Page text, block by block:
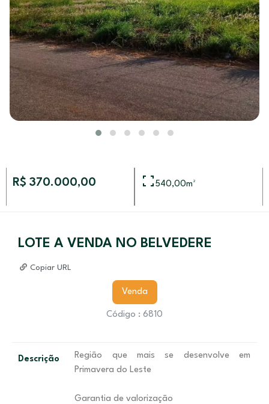
R$ 370.000,00 540,00m²
LOTE A VENDA NO BELVEDERE
Copiar URL
Venda
Código : 6810
Descrição
Região que mais se desenvolve em
Primavera do Leste
Garantia de valorização